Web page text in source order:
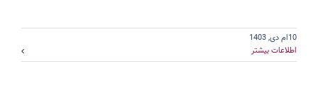
10ام دی, 1403
اطلاعات بیشتر